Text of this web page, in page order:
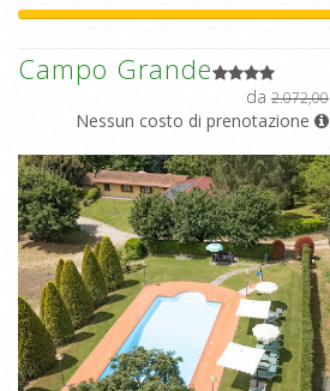
Campo Grande
da 2.072,00
Nessun costo di prenotazione